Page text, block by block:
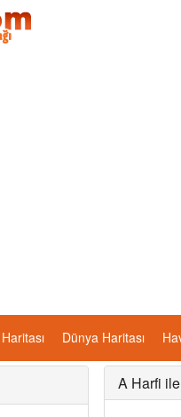
Dünya Haritası
A Harfi